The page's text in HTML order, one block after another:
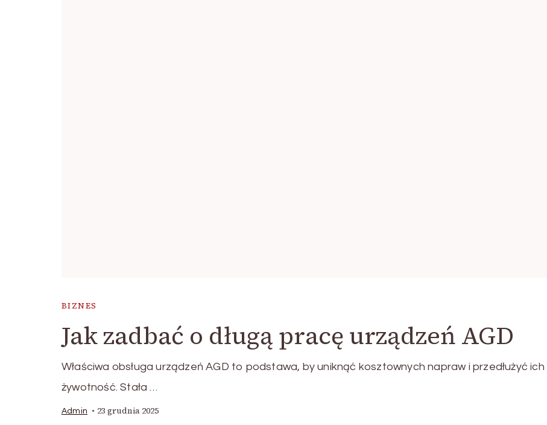
BIZNES
Jak zadbać o długą pracę urządzeń AGD
Właściwa obsługa urządzeń AGD to podstawa, by uniknąć kosztownych napraw i przedłużyć ich
żywotność. Stała …
Admin 23 grudnia 2025